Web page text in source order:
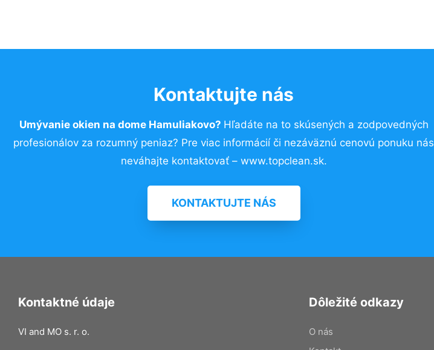
Kontaktujte nás
Umývanie okien na dome Hamuliakovo? Hľadáte na to skúsených a zodpovedných
profesionálov za rozumný peniaz? Pre viac informácií či nezáväznú cenovú ponuku nás
neváhajte kontaktovať – www.topclean.sk.
KONTAKTUJTE NÁS
Kontaktné údaje
VI and MO s. r. o.
Dôležité odkazy
O nás